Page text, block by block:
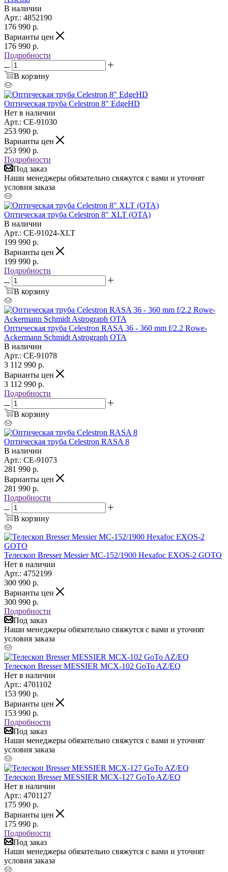
В наличии
Арт.: 4852190
176 990 р.
Варианты цен
176 990 р.
Подробности
В корзину
Оптическая труба Celestron 8" EdgeHD
Нет в наличии
Арт.: CE-91030
253 990 р.
Варианты цен
253 990 р.
Подробности
Под заказ
Наши менеджеры обязательно свяжутся с вами и уточнят
условия заказа
Оптическая труба Celestron 8" XLT (OTA)
В наличии
Арт.: CE-91024-XLT
199 990 р.
Варианты цен
199 990 р.
Подробности
В корзину
Оптическая труба Celestron RASA 36 - 360 mm f/2.2 Rowe-
Ackermann Schmidt Astrograph OTA
В наличии
Арт.: CE-91078
3 112 990 р.
Варианты цен
3 112 990 р.
Подробности
В корзину
Оптическая труба Celestron RASA 8
В наличии
Арт.: CE-91073
281 990 р.
Варианты цен
281 990 р.
Подробности
В корзину
Телескоп Bresser Messier MC-152/1900 Hexafoc EXOS-2 GOTO
Нет в наличии
Арт.: 4752199
300 990 р.
Варианты цен
300 990 р.
Подробности
Под заказ
Наши менеджеры обязательно свяжутся с вами и уточнят
условия заказа
Телескоп Bresser MESSIER MCX-102 GoTo AZ/EQ
Нет в наличии
Арт.: 4701102
153 990 р.
Варианты цен
153 990 р.
Подробности
Под заказ
Наши менеджеры обязательно свяжутся с вами и уточнят
условия заказа
Телескоп Bresser MESSIER MCX-127 GoTo AZ/EQ
Нет в наличии
Арт.: 4701127
175 990 р.
Варианты цен
175 990 р.
Подробности
Под заказ
Наши менеджеры обязательно свяжутся с вами и уточнят
условия заказа